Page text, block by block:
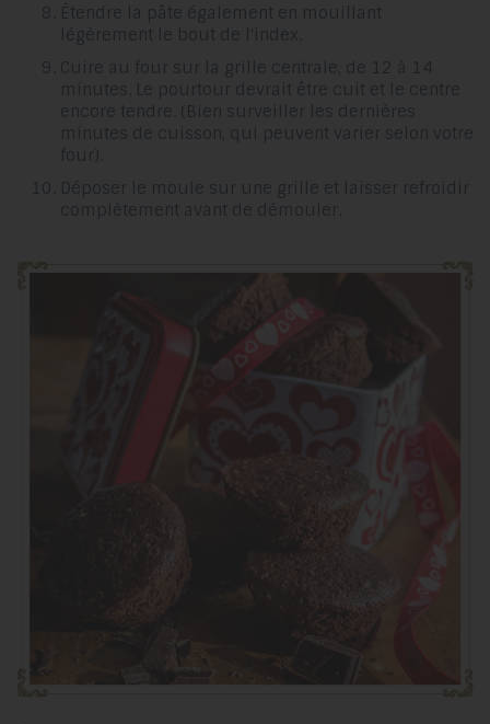
Étendre la pâte également en mouillant
légèrement le bout de l'index.
Cuire au four sur la grille centrale, de 12 à 14
minutes. Le pourtour devrait être cuit et le centre
encore tendre. (Bien surveiller les dernières
minutes de cuisson, qui peuvent varier selon votre
four).
Déposer le moule sur une grille et laisser refroidir
complètement avant de démouler.